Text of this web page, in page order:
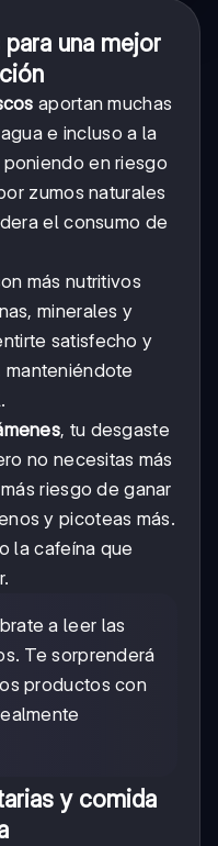
una mejor
aportan muchas
e incluso a la
en riesgo
zumos naturales
el consumo de
más nutritivos
minerales y
satisfecho y
manteniéndote
, tu desgaste
no necesitas más
riesgo de ganar
y picoteas más.
la cafeína que
a leer las
Te sorprenderá
productos con
y comida